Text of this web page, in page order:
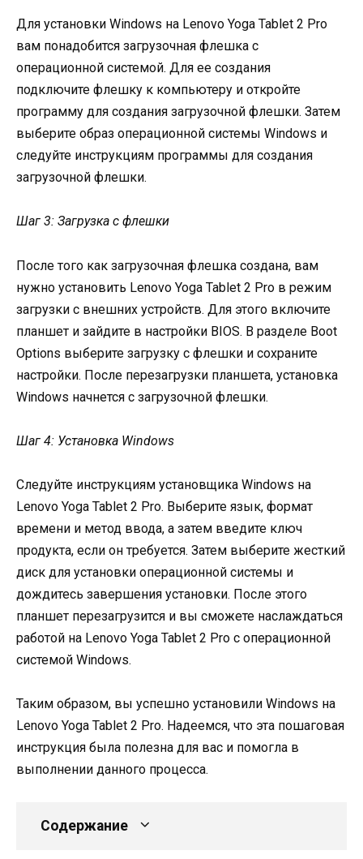
Для установки Windows на Lenovo Yoga Tablet 2 Pro
вам понадобится загрузочная флешка с
операционной системой. Для ее создания
подключите флешку к компьютеру и откройте
программу для создания загрузочной флешки. Затем
выберите образ операционной системы Windows и
следуйте инструкциям программы для создания
загрузочной флешки.
Шаг 3: Загрузка с флешки
После того как загрузочная флешка создана, вам
нужно установить Lenovo Yoga Tablet 2 Pro в режим
загрузки с внешних устройств. Для этого включите
планшет и зайдите в настройки BIOS. В разделе Boot
Options выберите загрузку с флешки и сохраните
настройки. После перезагрузки планшета, установка
Windows начнется с загрузочной флешки.
Шаг 4: Установка Windows
Следуйте инструкциям установщика Windows на
Lenovo Yoga Tablet 2 Pro. Выберите язык, формат
времени и метод ввода, а затем введите ключ
продукта, если он требуется. Затем выберите жесткий
диск для установки операционной системы и
дождитесь завершения установки. После этого
планшет перезагрузится и вы сможете наслаждаться
работой на Lenovo Yoga Tablet 2 Pro с операционной
системой Windows.
Таким образом, вы успешно установили Windows на
Lenovo Yoga Tablet 2 Pro. Надеемся, что эта пошаговая
инструкция была полезна для вас и помогла в
выполнении данного процесса.
Содержание